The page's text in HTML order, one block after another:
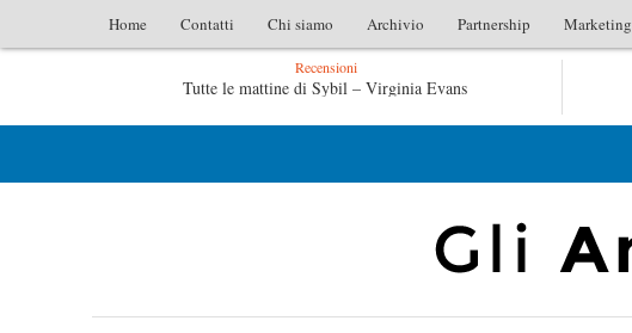
Home Contatti Chi siamo Archivio Partnership Marketing
Recensioni
L’idraulico non verrà – Fruttero & Lucentini
Le anime salve di Fabrizio De André – Jan Gaggetta